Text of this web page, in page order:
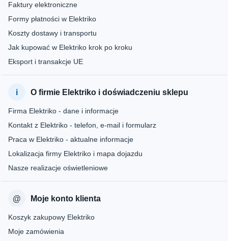
Faktury elektroniczne
Formy płatności w Elektriko
Koszty dostawy i transportu
Jak kupować w Elektriko krok po kroku
Eksport i transakcje UE
O firmie Elektriko i doświadczeniu sklepu
Firma Elektriko - dane i informacje
Kontakt z Elektriko - telefon, e-mail i formularz
Praca w Elektriko - aktualne informacje
Lokalizacja firmy Elektriko i mapa dojazdu
Nasze realizacje oświetleniowe
Moje konto klienta
Koszyk zakupowy Elektriko
Moje zamówienia